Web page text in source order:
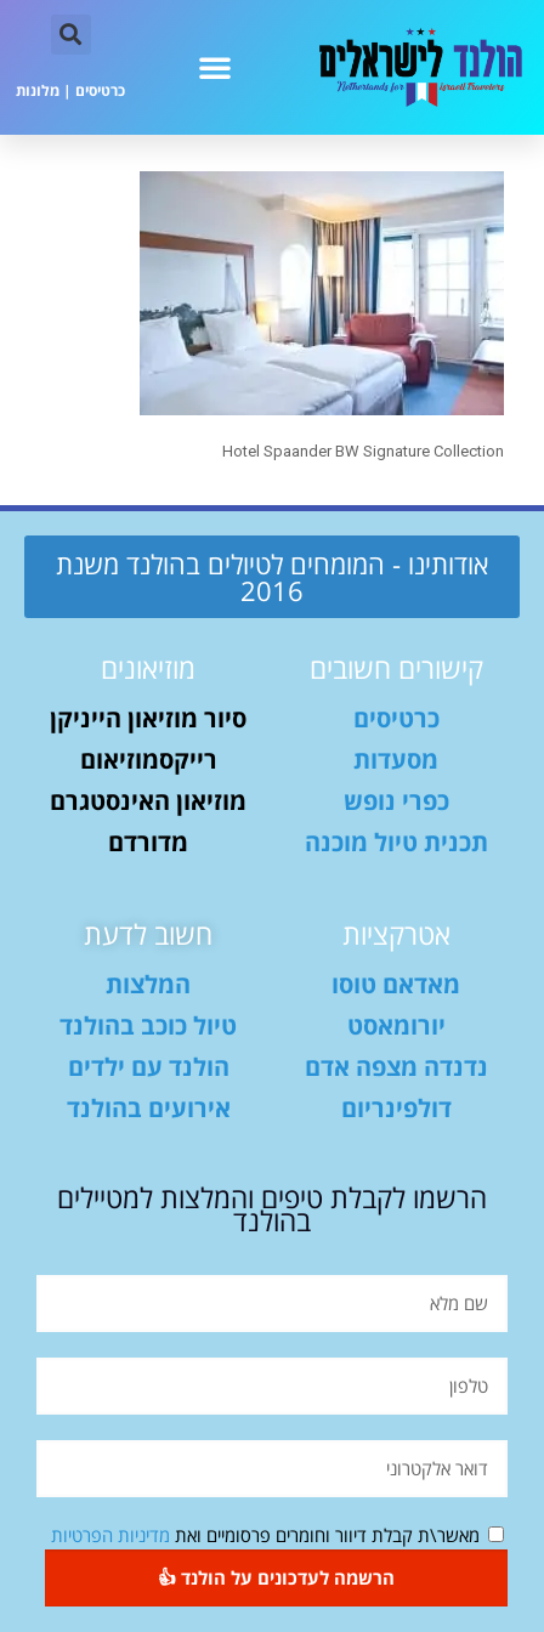
כרטיסים | מלונות
Hotel Spaander BW Signature Collection
אודותינו - המומחים לטיולים בהולנד משנת
2016
קישורים חשובים
כרטיסים
מסעדות
כפרי נופש
תכנית טיול מוכנה
מוזיאונים
סיור מוזיאון הייניקן
רייקסמוזיאום
מוזיאון האינסטגרם
מדורדם
אטרקציות
מאדאם טוסו
יורומאסט
נדנדה מצפה אדם
דולפינריום
חשוב לדעת
המלצות
טיול כוכב בהולנד
הולנד עם ילדים
אירועים בהולנד
הרשמו לקבלת טיפים והמלצות למטיילים
בהולנד
מאשר\ת קבלת דיוור וחומרים פרסומיים ואת מדיניות הפרטיות
הרשמה לעדכונים על הולנד 👍